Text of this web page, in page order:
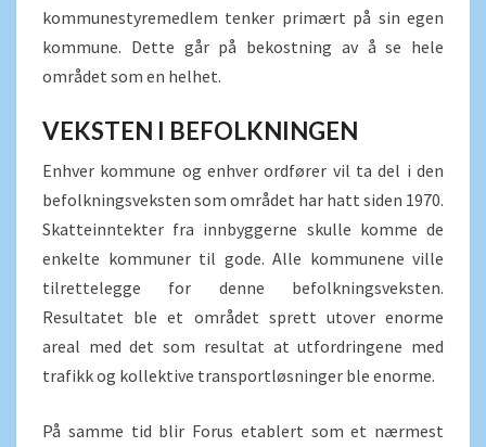
kommunestyremedlem tenker primært på sin egen
kommune. Dette går på bekostning av å se hele
området som en helhet.
VEKSTEN I BEFOLKNINGEN
Enhver kommune og enhver ordfører vil ta del i den
befolkningsveksten som området har hatt siden 1970.
Skatteinntekter fra innbyggerne skulle komme de
enkelte kommuner til gode. Alle kommunene ville
tilrettelegge for denne befolkningsveksten.
Resultatet ble et området sprett utover enorme
areal med det som resultat at utfordringene med
trafikk og kollektive transportløsninger ble enorme.
På samme tid blir Forus etablert som et nærmest